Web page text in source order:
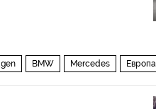
BMW Mercedes Европа